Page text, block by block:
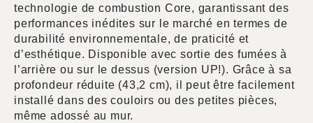
technologie de combustion Core, garantissant des
performances inédites sur le marché en termes de
durabilité environnementale, de praticité et
d’esthétique. Disponible avec sortie des fumées à
l’arrière ou sur le dessus (version UP!). Grâce à sa
profondeur réduite (43,2 cm), il peut être facilement
installé dans des couloirs ou des petites pièces,
même adossé au mur.